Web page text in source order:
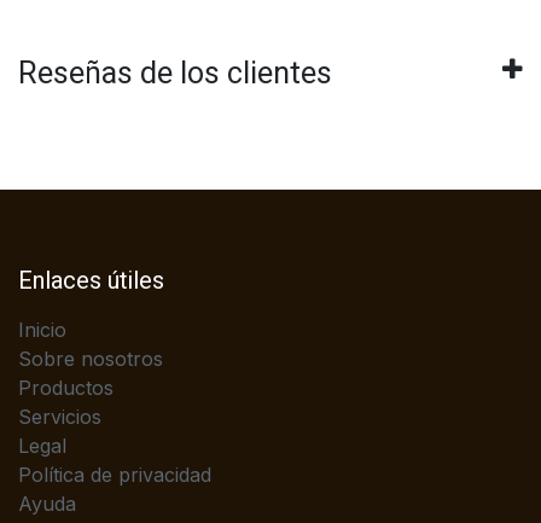
Reseñas de los clientes
Enlaces útiles
Inicio
Sobre nosotros
Productos
Servicios
Legal
Política de privacidad
Ayuda